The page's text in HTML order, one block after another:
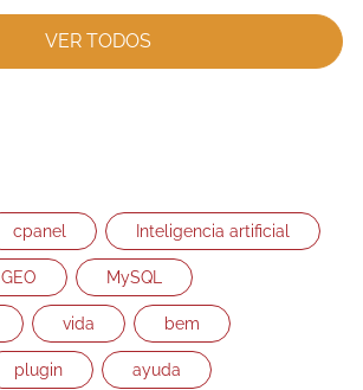
VER TODOS
cpanel Inteligencia artificial
GEO MySQL
vida bem
plugin ayuda